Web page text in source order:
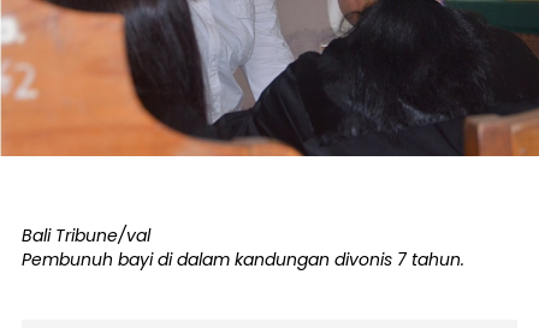
Bali Tribune/val
Pembunuh bayi di dalam kandungan divonis 7 tahun.